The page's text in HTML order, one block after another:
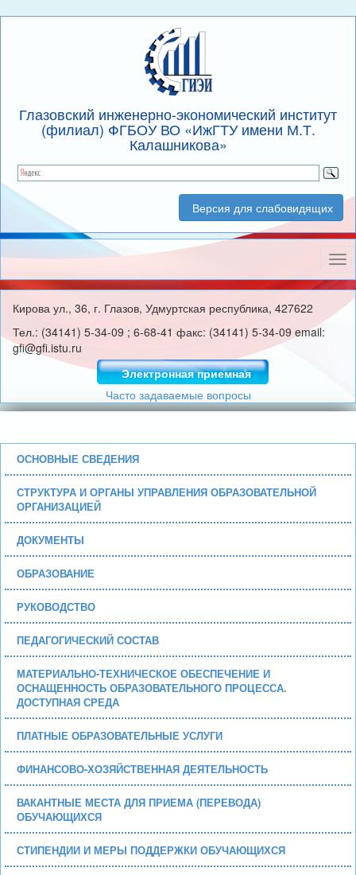
Глазовский инженерно-экономический институт
(филиал) ФГБОУ ВО «ИжГТУ имени М.Т.
Калашникова»
Версия для слабовидящих
Кирова ул., 36, г. Глазов, Удмуртская республика, 427622
Тел.: (34141) 5-34-09 ; 6-68-41 факс: (34141) 5-34-09 email:
gfi@gfi.istu.ru
Электронная приемная
Часто задаваемые вопросы
ОСНОВНЫЕ СВЕДЕНИЯ
СТРУКТУРА И ОРГАНЫ УПРАВЛЕНИЯ ОБРАЗОВАТЕЛЬНОЙ
ОРГАНИЗАЦИЕЙ
ДОКУМЕНТЫ
ОБРАЗОВАНИЕ
РУКОВОДСТВО
ПЕДАГОГИЧЕСКИЙ СОСТАВ
МАТЕРИАЛЬНО-ТЕХНИЧЕСКОЕ ОБЕСПЕЧЕНИЕ И
ОСНАЩЕННОСТЬ ОБРАЗОВАТЕЛЬНОГО ПРОЦЕССА.
ДОСТУПНАЯ СРЕДА
ПЛАТНЫЕ ОБРАЗОВАТЕЛЬНЫЕ УСЛУГИ
ФИНАНСОВО-ХОЗЯЙСТВЕННАЯ ДЕЯТЕЛЬНОСТЬ
ВАКАНТНЫЕ МЕСТА ДЛЯ ПРИЕМА (ПЕРЕВОДА)
ОБУЧАЮЩИХСЯ
СТИПЕНДИИ И МЕРЫ ПОДДЕРЖКИ ОБУЧАЮЩИХСЯ